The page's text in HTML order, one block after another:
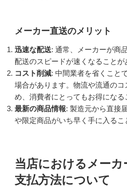
メーカー直送のメリット
迅速な配送: 通常、メーカーが商
配送のスピードが速くなることが
コスト削減: 中間業者を省くこと
場合があります。物流や流通のコ
め、消費者にとってもお得になる
最新の商品情報: 製造元から直接
や限定商品がいち早く手に入るこ
当店におけるメーカ
支払方法について